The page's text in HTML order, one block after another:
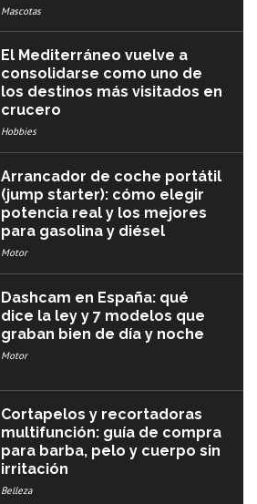
Mascotas
El Mediterráneo vuelve a
consolidarse como uno de
los destinos más visitados en
crucero
Hobbies
Arrancador de coche portátil
(jump starter): cómo elegir
potencia real y los mejores
para gasolina y diésel
Motor
Dashcam en España: qué
dice la ley y 7 modelos que
graban bien de día y noche
Motor
Cortapelos y recortadoras
multifunción: guía de compra
para barba, pelo y cuerpo sin
irritación
Belleza